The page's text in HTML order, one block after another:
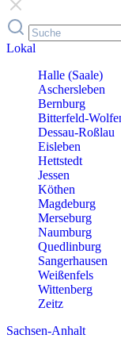
Lokal
Halle (Saale)
Aschersleben
Bernburg
Bitterfeld-
Dessau-Roßlau
Eisleben
Hettstedt
Jessen
Köthen
Magdeburg
Merseburg
Naumburg
Quedlinburg
Sangerhausen
Weißenfels
Wittenberg
Zeitz
Sachsen-Anhalt